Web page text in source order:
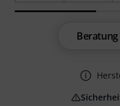
Beratung